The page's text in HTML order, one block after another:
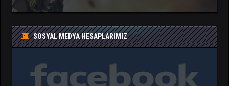
SOSYAL MEDYA HESAPLARIMIZ
">